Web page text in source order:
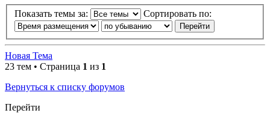
Показать темы за: Сортировать по:
Новая Тема
23 тем • Страница 1 из 1
Вернуться к списку форумов
Перейти